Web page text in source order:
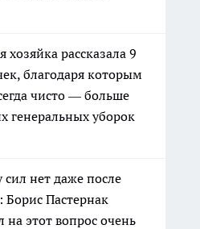
хозяйка рассказала 9
благодаря которым
чисто — больше
генеральных уборок
нет даже после
Борис Пастернак
на этот вопрос очень